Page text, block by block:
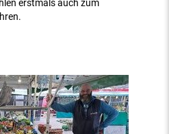
erstmals auch zum